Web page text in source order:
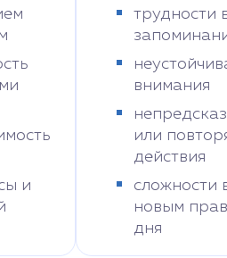
и
трудности
внимания
или
действия
сложности
новым
дня